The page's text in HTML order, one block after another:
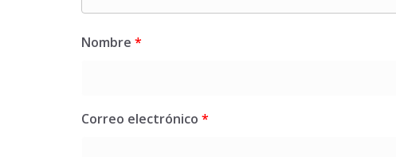
Nombre *
Correo electrónico *